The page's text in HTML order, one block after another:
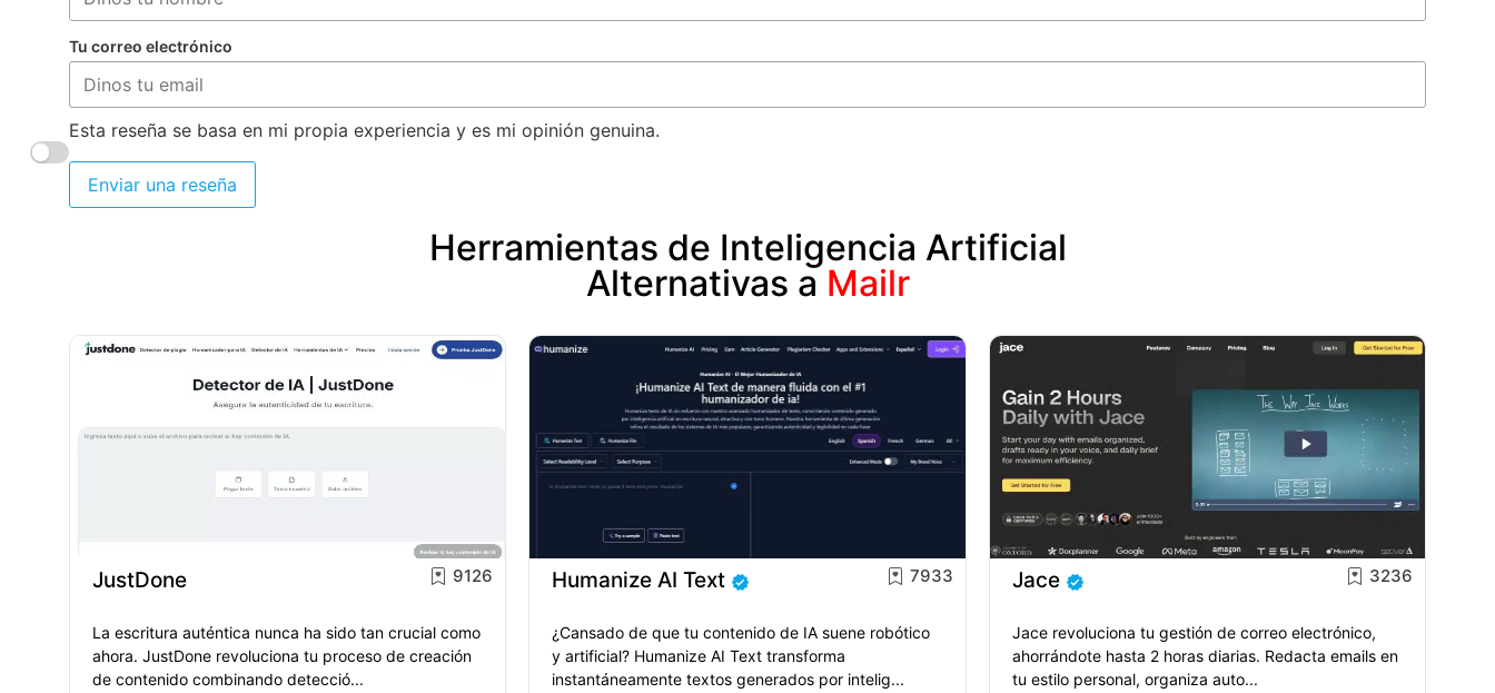
Tu correo electrónico
Esta reseña se basa en mi propia experiencia y es mi opinión genuina.
Enviar una reseña
Herramientas de Inteligencia Artificial
Alternativas a Mailr
JustDone 9126
La escritura auténtica nunca ha sido tan crucial como
ahora. JustDone revoluciona tu proceso de creación
de contenido combinando detecció...
Humanize AI Text 7933
¿Cansado de que tu contenido de IA suene robótico
y artificial? Humanize AI Text transforma
instantáneamente textos generados por intelig...
Jace 3236
Jace revoluciona tu gestión de correo electrónico,
ahorrándote hasta 2 horas diarias. Redacta emails en
tu estilo personal, organiza auto...